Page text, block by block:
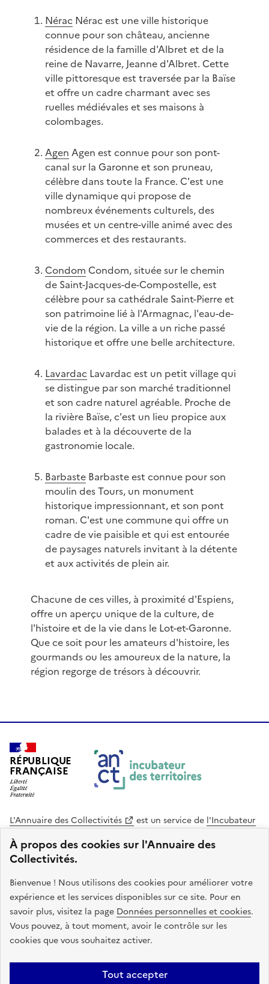
À propos des cookies sur l'Annuaire des
Collectivités.
Bienvenue ! Nous utilisons des cookies pour améliorer votre
expérience et les services disponibles sur ce site. Pour en
savoir plus, visitez la page Données personnelles et cookies.
Vous pouvez, à tout moment, avoir le contrôle sur les
cookies que vous souhaitez activer.
Tout accepter
NéracNérac est une ville historique
connue pour son château, ancienne
résidence de la famille d'Albret et de la
reine de Navarre, Jeanne d'Albret. Cette
ville pittoresque est traversée par la Baïse
et offre un cadre charmant avec ses
ruelles médiévales et ses maisons à
colombages.
Agen Agen est connue pour son pont-
canal sur la Garonne et son pruneau,
célèbre dans toute la France. C'est une
ville dynamique qui propose de
nombreux événements culturels, des
musées et un centre-ville animé avec des
commerces et des restaurants.
Condom Condom, située sur le chemin
de Saint-Jacques-de-Compostelle, est
célèbre pour sa cathédrale Saint-Pierre et
son patrimoine lié à l'Armagnac, l'eau-de-
vie de la région. La ville a un riche passé
historique et offre une belle architecture.
LavardacLavardac est un petit village qui
se distingue par son marché traditionnel
et son cadre naturel agréable. Proche de
la rivière Baïse, c'est un lieu propice aux
balades et à la découverte de la
gastronomie locale.
BarbasteBarbaste est connue pour son
moulin des Tours, un monument
historique impressionnant, et son pont
roman. C'est une commune qui offre un
cadre de vie paisible et qui est entourée
de paysages naturels invitant à la détente
et aux activités de plein air.
Chacune de ces villes, à proximité d'Espiens,
offre un aperçu unique de la culture, de
l'histoire et de la vie dans le Lot-et-Garonne.
Que ce soit pour les amateurs d'histoire, les
gourmands ou les amoureux de la nature, la
région regorge de trésors à découvrir.
RÉPUBLIQUE
FRANÇAISE
L'Annuaire des Collectivités est un service de l'Incubateur
des Territoires
Cohésion des Territoires
. Le code source de ce site web
est disponible en licence libre. Le design de ce site est conçu
avec le système de design de l’État.
legifrance.gouv.fr
info.gouv.fr
service-public.gouv.fr
data.gouv.fr
Plan du site Accessibilite : non conforme
Mentions légales